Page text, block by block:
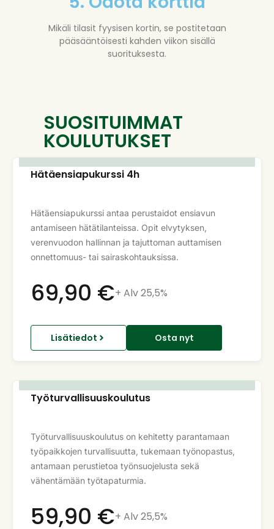
Mikäli tilasit fyysisen kortin, se postitetaan
pääsääntöisesti kahden viikon sisällä
suorituksesta.
SUOSITUIMMAT
KOULUTUKSET
Hätäensiapukurssi 4h
Hätäensiapukurssi antaa perustaidot ensiavun
antamiseen hätätilanteissa. Opit elvytyksen,
verenvuodon hallinnan ja tajuttoman auttamisen
onnettomuus- tai sairaskohtauksissa.
69,90 €+ Alv 25,5%
Lisätiedot Osta nyt
Työturvallisuuskoulutus
Työturvallisuuskoulutus on kehitetty parantamaan
työpaikkojen turvallisuutta, tukemaan työnopastus,
antamaan perustietoa työnsuojelusta sekä
vähentämään työtapaturmia.
59,90 €+ Alv 25,5%